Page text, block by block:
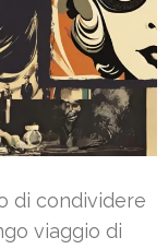
di condividere
viaggio di